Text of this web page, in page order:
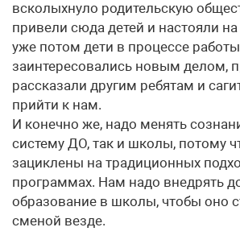
всколыхнуло родительскую
привели сюда детей и настояли на
уже потом дети в процессе работы
заинтересовались новым делом,
рассказали другим ребятам и
прийти к нам.
И конечно же, надо менять
систему ДО, так и школы, потому
зациклены на традиционных
программах. Нам надо внедрять
образование в школы, чтобы оно
сменой везде.